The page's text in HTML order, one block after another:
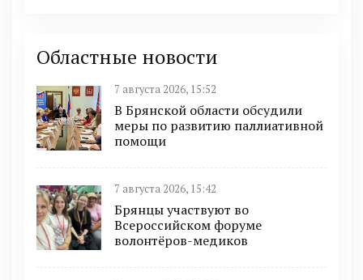
Областные новости
7 августа 2026, 15:52
В Брянской области обсудили
меры по развитию паллиативной
помощи
7 августа 2026, 15:42
Брянцы участвуют во
Всероссийском форуме
волонтёров-медиков